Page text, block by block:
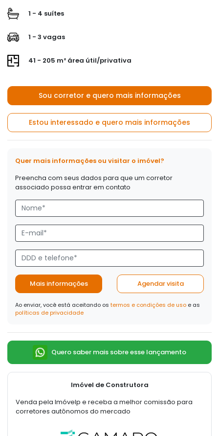
1 - 4 suítes
1 - 3 vagas
41 - 205 m² área útil/privativa
Sou corretor e quero mais informações
Estou interessado e quero mais informações
Quer mais informações ou visitar o imóvel?
Preencha com seus dados para que um corretor
associado possa entrar em contato
Mais informações Agendar visita
Ao enviar, você está aceitando os termos e condições de uso e as
políticas de privacidade
Quero saber mais sobre esse lançamento
Imóvel de Construtora
Venda pela Imóvelp e receba a melhor comissão para
corretores autônomos do mercado